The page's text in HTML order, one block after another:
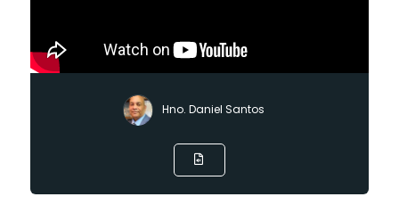
Hno. Daniel Santos